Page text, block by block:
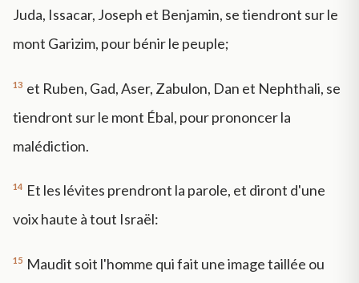
Juda, Issacar, Joseph et Benjamin, se tiendront sur le
mont Garizim, pour bénir le peuple;
13 et Ruben, Gad, Aser, Zabulon, Dan et Nephthali, se
tiendront sur le mont Ébal, pour prononcer la
malédiction.
14 Et les lévites prendront la parole, et diront d'une
voix haute à tout Israël:
15 Maudit soit l'homme qui fait une image taillée ou